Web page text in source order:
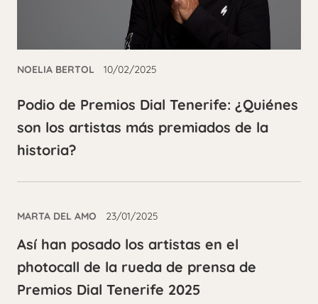
NOELIA BERTOL 10/02/2025
Podio de Premios Dial Tenerife: ¿Quiénes
son los artistas más premiados de la
historia?
MARTA DEL AMO 23/01/2025
Así han posado los artistas en el
photocall de la rueda de prensa de
Premios Dial Tenerife 2025